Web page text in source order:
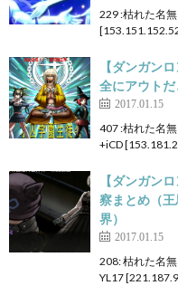
229 :枯れた名
【ダンガン
全にアウトだ
2017.01.15
407 :枯れた名
+iCD
【ダンガン
察まとめ（
界）
2017.01.15
208: 枯れた名
YL17